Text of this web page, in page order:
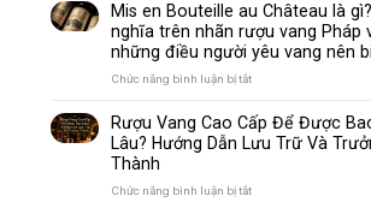
10
Điểm
So
Dễ
Cho
Người
Lalande
de
Pomerol:
nhau
và
Mis en Bouteille au Château là
nghĩa trên nhãn rượu vang Pháp
những điều người yêu vang nên
Chức năng bình luận bị tắtở
en
Bouteille
au
Rượu Vang Cao Cấp Để Được
Lâu? Hướng Dẫn Lưu Trữ Và
Thành
Chức năng bình luận bị tắtở